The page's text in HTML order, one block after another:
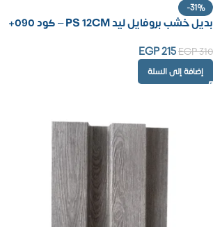
-31%
بديل خشب بروفايل ليد PS 12CM – كود 090+
EGP310
EGP215
إضافة إلى السلة